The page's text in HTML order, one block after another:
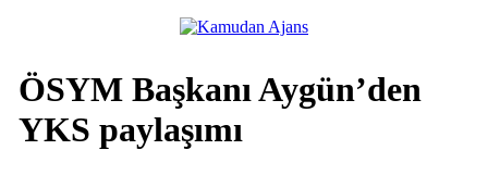
ÖSYM Başkanı Aygün’den
YKS paylaşımı